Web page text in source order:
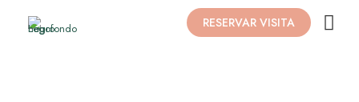
RESERVAR VISITA